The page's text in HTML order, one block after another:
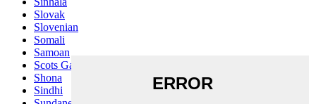
Slovak
Slovenian
Somali
Samoan
Scots Gaelic
Shona
Sindhi